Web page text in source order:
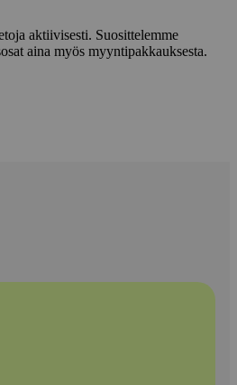
aktiivisesti. Suosittelemme
aina myös myyntipakkauksesta.